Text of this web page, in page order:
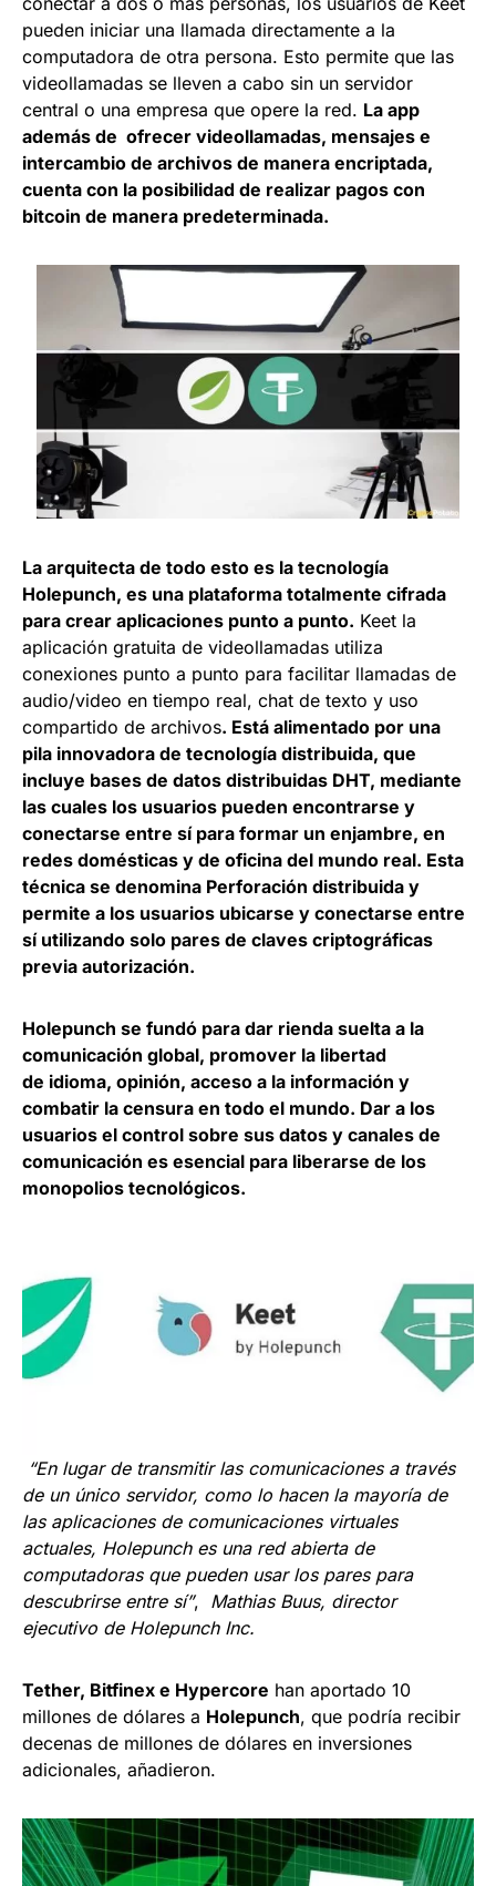
pueden iniciar una llamada directamente a la
computadora de otra persona. Esto permite que las
videollamadas se lleven a cabo sin un servidor
central o una empresa que opere la red. La app
además de ofrecer videollamadas, mensajes e
intercambio de archivos de manera encriptada,
cuenta con la posibilidad de realizar pagos con
bitcoin de manera predeterminada.
La arquitecta de todo esto es la tecnología
Holepunch, es una plataforma totalmente cifrada
para crear aplicaciones punto a punto. Keet la
aplicación gratuita de videollamadas utiliza
conexiones punto a punto para facilitar llamadas de
audio/video en tiempo real, chat de texto y uso
compartido de archivos. Está alimentado por una
pila innovadora de tecnología distribuida, que
incluye bases de datos distribuidas DHT, mediante
las cuales los usuarios pueden encontrarse y
conectarse entre sí para formar un enjambre, en
redes domésticas y de oficina del mundo real. Esta
técnica se denomina Perforación distribuida y
permite a los usuarios ubicarse y conectarse entre
sí utilizando solo pares de claves criptográficas
previa autorización.
Holepunch se fundó para dar rienda suelta a la
comunicación global, promover la libertad
de idioma, opinión, acceso a la información y
combatir la censura en todo el mundo. Dar a los
usuarios el control sobre sus datos y canales de
comunicación es esencial para liberarse de los
monopolios tecnológicos.
“En lugar de transmitir las comunicaciones a través
de un único servidor, como lo hacen la mayoría de
las aplicaciones de comunicaciones virtuales
actuales, Holepunch es una red abierta de
computadoras que pueden usar los pares para
descubrirse entre sí”, Mathias Buus, director
ejecutivo de Holepunch Inc.
Tether, Bitfinex e Hypercore han aportado 10
millones de dólares a Holepunch, que podría recibir
decenas de millones de dólares en inversiones
adicionales, añadieron.